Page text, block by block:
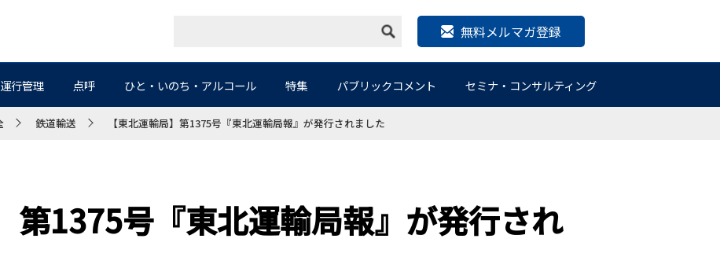
無料メルマガ登録
運行管理 点呼 ひと・いのち・アルコール 特集 パブリックコメント セミナ・コンサルティング
鉄道輸送 【東北運輸局】第1375号『東北運輸局報』が発行されました
第1375号『東北運輸局報』が発行され